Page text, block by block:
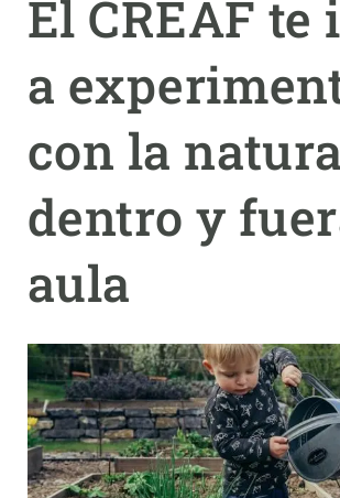
El CREAF
a
con la
dentro y
aula
menu
INVESTIGACIÓN
CIENCIA EN ACCIÓN
NOTICIAS Y AGENDA